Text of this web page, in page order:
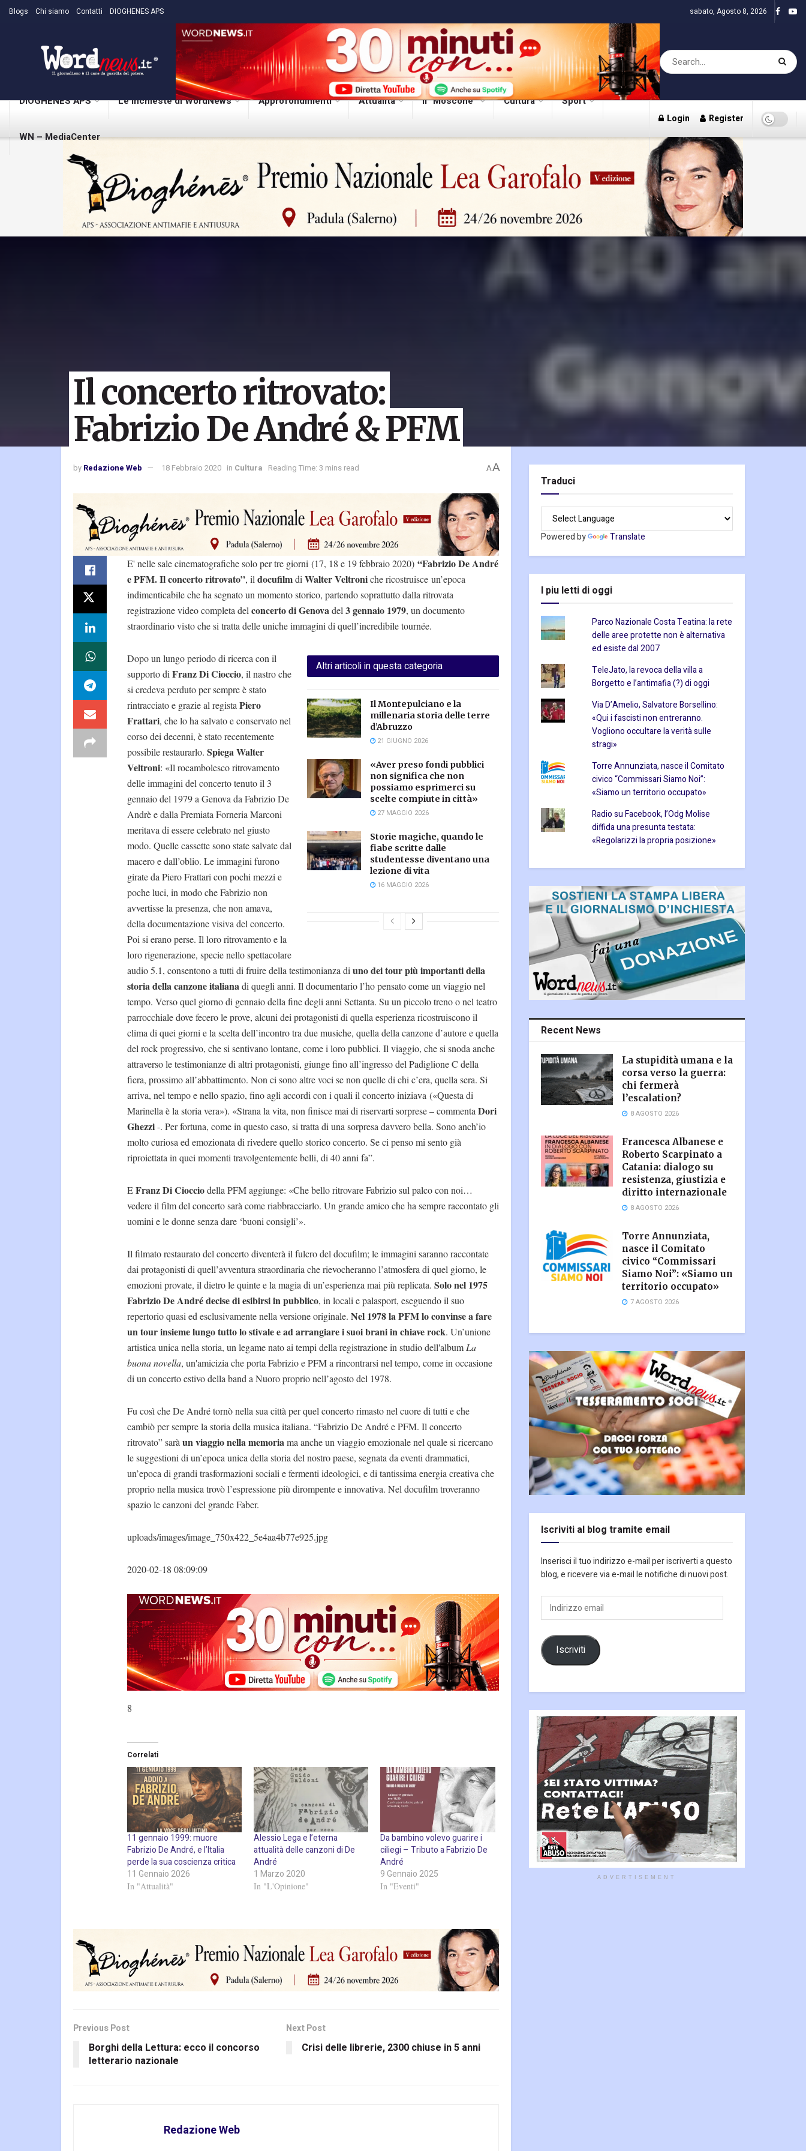
Blogs Chi siamo Contatti DIOGHENES APS sabato, Agosto 8, 2026
DIOGHENES APS Le inchieste di WordNews Approfondimenti Attualità Il “Moscone” Cultura Sport
WN – MediaCenter
Login Register
Il concerto ritrovato:
Fabrizio De André & PFM
by Redazione Web 18 Febbraio 2020 in Cultura Reading Time: 3 mins read AA
E' nelle sale cinematografiche solo per tre giorni (17, 18 e 19 febbraio 2020) “Fabrizio De André
e PFM. Il concerto ritrovato”, ildocufilmdiWalter Veltroniche ricostruisce un’epoca
indimenticabile che ha segnato un momento storico, partendo soprattutto dalla ritrovata
registrazione video completa delconcerto di Genovadel3 gennaio 1979, un documento
straordinario visto che si tratta delle uniche immagini di quell’incredibile tournée.
Altri articoli in questa categoria
Il Montepulciano e la
millenaria storia delle terre
d’Abruzzo
21 GIUGNO 2026
«Aver preso fondi pubblici
non significa che non
possiamo esprimerci su
scelte compiute in città»
27 MAGGIO 2026
Storie magiche, quando le
fiabe scritte dalle
studentesse diventano una
lezione di vita
16 MAGGIO 2026
Dopo un lungo periodo di ricerca con il
supporto diFranz Di Cioccio, il nastro che
si credeva perduto per sempre è stato
rintracciato e grazie al registaPiero
Frattari, che lo ha salvato e conservato nel
corso dei decenni, è stato recentemente
possibile restaurarlo. Spiega Walter
Veltroni: «Il rocambolesco ritrovamento
delle immagini del concerto tenuto il 3
gennaio del 1979 a Genova da Fabrizio De
Andrè e dalla Premiata Forneria Marconi
meritava di essere celebrato nel giusto
modo. Quelle cassette sono state salvate dal
macero e dall’oblio. Le immagini furono
girate da Piero Frattari con pochi mezzi e
poche luci, in modo che Fabrizio non
avvertisse la presenza, che non amava,
della documentazione visiva del concerto.
Poi si erano perse. Il loro ritrovamento e la
loro rigenerazione, specie nello spettacolare
audio 5.1, consentono a tutti di fruire della testimonianza diuno dei tour più importanti della
storia della canzone italianadi quegli anni. Il documentario l’ho pensato come un viaggio nel
tempo. Verso quel giorno di gennaio della fine degli anni Settanta. Su un piccolo treno o nel teatro
parrocchiale dove fecero le prove, alcuni dei protagonisti di quella esperienza ricostruiscono il
clima di quei giorni e la scelta dell’incontro tra due musiche, quella della canzone d’autore e quella
del rock progressivo, che si sentivano lontane, come i loro pubblici. Il viaggio, che si snoda anche
attraverso le testimonianze di altri protagonisti, giunge fino all’ingresso del Padiglione C della
fiera, prossimo all’abbattimento. Non ci sono altre voci se non quelle di chi c’era, quella sera. Si
arriva, nel tempo e nello spazio, fino agli accordi con i quali il concerto iniziava («Questa di
Marinella è la storia vera»). «Strana la vita, non finisce mai di riservarti sorprese – commentaDori
Ghezzi-. Per fortuna, come in questo caso, si tratta di una sorpresa davvero bella. Sono anch’io
molto curiosa ed emozionata di rivedere quello storico concerto. Se ci penso mi sento già
riproiettata in quei momenti travolgentemente belli, di 40 anni fa”.
EFranz Di Ciocciodella PFM aggiunge: «Che bello ritrovare Fabrizio sul palco con noi…
vedere il film del concerto sarà come riabbracciarlo. Un grande amico che ha sempre raccontato gli
uomini e le donne senza dare ‘buoni consigli’».
Il filmato restaurato del concerto diventerà il fulcro del docufilm; le immagini saranno raccontate
dai protagonisti di quell’avventura straordinaria che rievocheranno l’atmosfera di quel giorno, le
emozioni provate, il dietro le quinte e la magia di un’esperienza mai più replicata. Solo nel 1975
Fabrizio De André decise di esibirsi in pubblico, in locali e palasport, eseguendo il suo
repertorio quasi ed esclusivamente nella versione originale. Nel 1978 la PFM lo convinse a fare
un tour insieme lungo tutto lo stivale e ad arrangiare i suoi brani in chiave rock. Un’unione
artistica unica nella storia, un legame nato ai tempi della registrazione in studio dell'albumLa
buona novella, un'amicizia che porta Fabrizio e PFM a rincontrarsi nel tempo, come in occasione
di un concerto estivo della band a Nuoro proprio nell’agosto del 1978.
Fu così che De André tornò nella sua città per quel concerto rimasto nel cuore di tutti e che
cambiò per sempre la storia della musica italiana. “Fabrizio De André e PFM. Il concerto
ritrovato” saràun viaggio nella memoriama anche un viaggio emozionale nel quale si ricercano
le suggestioni di un’epoca unica della storia del nostro paese, segnata da eventi drammatici,
un’epoca di grandi trasformazioni sociali e fermenti ideologici, e di tantissima energia creativa che
proprio nella musica trovò l’espressione più dirompente e innovativa. Nel docufilm troveranno
spazio le canzoni del grande Faber.
uploads/images/image_750x422_5e4aa4b77e925.jpg
2020-02-18 08:09:09
8
Correlati
11 gennaio 1999: muore
Fabrizio De André, e l’Italia
perde la sua coscienza critica
11 Gennaio 2026
In "Attualità"
Alessio Lega e l’eterna
attualità delle canzoni di De
André
1 Marzo 2020
In "L'Opinione"
Da bambino volevo guarire i
ciliegi – Tributo a Fabrizio De
André
9 Gennaio 2025
In "Eventi"
Previous Post
Borghi della Lettura: ecco il concorso
letterario nazionale
Next Post
Crisi delle librerie, 2300 chiuse in 5 anni
Redazione Web
Traduci
Powered by Translate
I piu letti di oggi
Parco Nazionale Costa Teatina: la rete
delle aree protette non è alternativa
ed esiste dal 2007
TeleJato, la revoca della villa a
Borgetto e l’antimafia (?) di oggi
Via D’Amelio, Salvatore Borsellino:
«Qui i fascisti non entreranno.
Vogliono occultare la verità sulle
stragi»
Torre Annunziata, nasce il Comitato
civico “Commissari Siamo Noi”:
«Siamo un territorio occupato»
Radio su Facebook, l’Odg Molise
diffida una presunta testata:
«Regolarizzi la propria posizione»
Recent News
La stupidità umana e la
corsa verso la guerra:
chi fermerà
l’escalation?
8 AGOSTO 2026
Francesca Albanese e
Roberto Scarpinato a
Catania: dialogo su
resistenza, giustizia e
diritto internazionale
8 AGOSTO 2026
Torre Annunziata,
nasce il Comitato
civico “Commissari
Siamo Noi”: «Siamo un
territorio occupato»
7 AGOSTO 2026
Iscriviti al blog tramite email
Inserisci il tuo indirizzo e-mail per iscriverti a questo
blog, e ricevere via e-mail le notifiche di nuovi post.
Indirizzo
email
Iscriviti
ADVERTISEMENT